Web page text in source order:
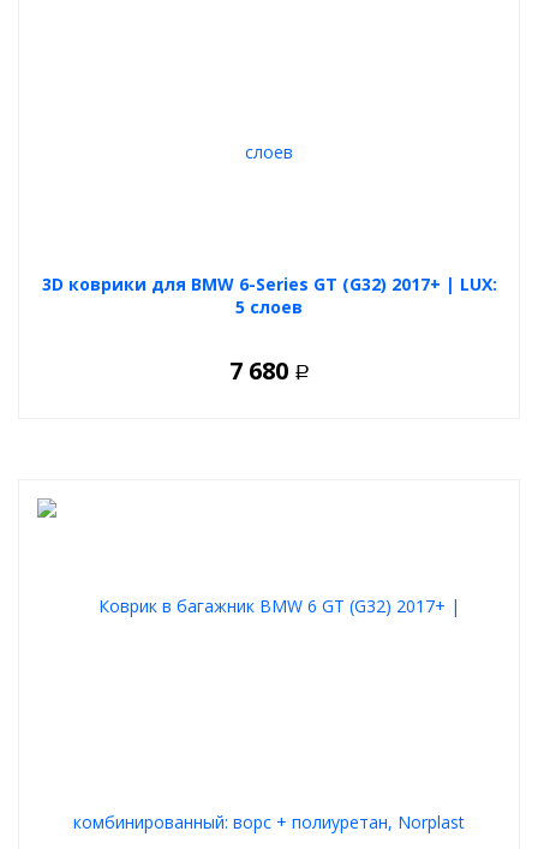
3D коврики для BMW 6-Series GT (G32) 2017+ | LUX:
5 слоев
7 680 Р